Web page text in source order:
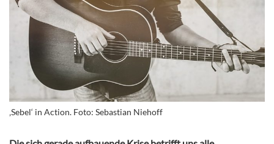
‚Sebel‘ in Action. Foto: Sebastian Niehoff